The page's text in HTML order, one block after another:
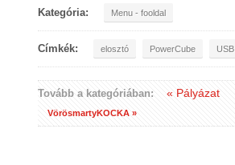
Kategória: Menu - fooldal
Címkék: elosztó PowerCube USB
Tovább a kategóriában: « Pályázat
VörösmartyKOCKA »